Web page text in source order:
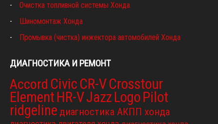
Очистка топливной системы Хонда
Шиномонтаж Хонда
Промывка (чистка) инжектора автомобилей Хонда
ДИАГНОСТИКА И РЕМОНТ
Accord Civic CR-VCrosstour
Element HR-VJazz Logo Pilot
ridgeline диагностика АКПП хонда